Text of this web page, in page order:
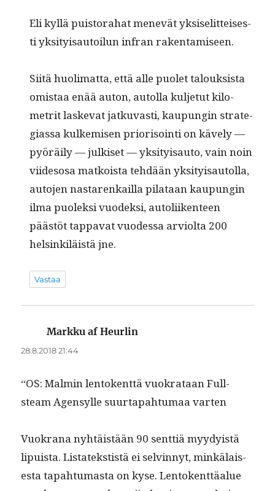
Eli kyl­lä puis­tora­hat menevät yksiselit­teis­es­
ti yksi­ty­isautoilun infran rakentamiseen.
Siitä huoli­mat­ta, että alle puo­let talouk­sista
omis­taa enää auton, autol­la kul­je­tut kilo­
metrit laske­vat jatku­vasti, kaupun­gin strate­
gias­sa kulkemisen pri­or­isoin­ti on käve­ly —
pyöräi­ly — julkiset — yksi­ty­isauto, vain noin
viides­osa matkoista tehdään yksi­ty­isautol­la,
auto­jen nastarenkail­la pilataan kaupun­gin
ilma puolek­si vuodek­si, autoli­iken­teen
päästöt tap­pa­vat vuodessa arvi­ol­ta 200
helsinkiläistä jne.
Vastaa
Markku af Heurlin
28.8.2018 21:44
“OS: Malmin lento­kent­tä vuokrataan Full­
steam Agen­sylle suur­ta­pah­tu­maa varten
Vuokrana nyhtäistään 90 sent­tiä myy­dy­istä
lipuista. Lis­tatek­stistä ei selvin­nyt, minkälais­
es­ta tapah­tu­mas­ta on kyse. Lento­kent­täalue